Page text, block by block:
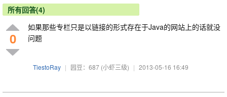
所有回答(4)
0
如果那些专栏只是以链接的形式存在于Java的网站上的话就没
问题
TiestoRay | 园豆：687 (小虾三级) | 2013-05-16 16:49